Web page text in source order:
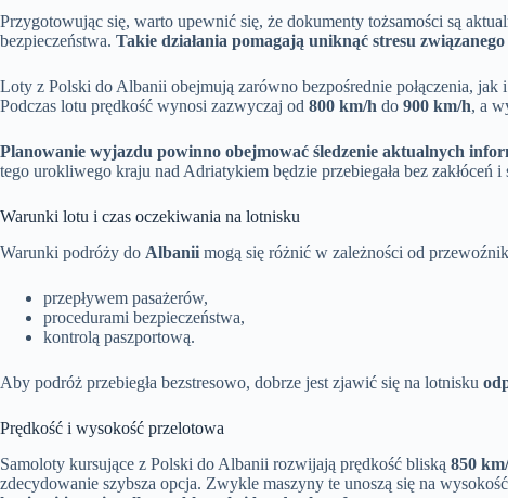
Przygotowując się, warto upewnić się, że dokumenty tożsamości są
bezpieczeństwa. Takie działania pomagają uniknąć stresu
Loty z Polski do Albanii obejmują zarówno bezpośrednie połączenia,
Podczas lotu prędkość wynosi zazwyczaj od 800 km/h do 900 km/h, a
Planowanie wyjazdu powinno obejmować śledzenie aktualnych
tego urokliwego kraju nad Adriatykiem będzie przebiegała bez zakłóceń i
Warunki lotu i czas oczekiwania na lotnisku
Warunki podróży do Albanii mogą się różnić w zależności od
przepływem pasażerów,
procedurami bezpieczeństwa,
kontrolą paszportową.
Aby podróż przebiegła bezstresowo, dobrze jest zjawić się na lotnisku
Prędkość i wysokość przelotowa
Samoloty kursujące z Polski do Albanii rozwijają prędkość bliską 850
zdecydowanie szybsza opcja. Zwykle maszyny te unoszą się na